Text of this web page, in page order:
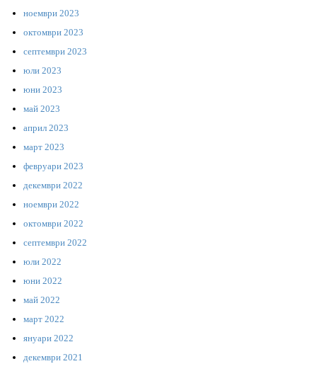
ноември 2023
октомври 2023
септември 2023
юли 2023
юни 2023
май 2023
април 2023
март 2023
февруари 2023
декември 2022
ноември 2022
октомври 2022
септември 2022
юли 2022
юни 2022
май 2022
март 2022
януари 2022
декември 2021